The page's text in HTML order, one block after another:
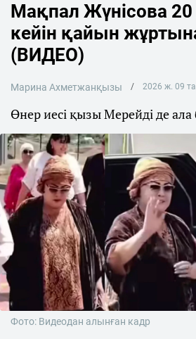
Мақпал Жүнісова
кейін қайын
(ВИДЕО)
Марина Ахметжанқызы 2026 ж. 09
Өнер иесі қызы Мерейді де ала
Фото: Видеодан алынған кадр